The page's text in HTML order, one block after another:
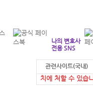
나의 변호사
전용 SNS
본 홈페이지에 게
치에 처할 수 있습
관련사이트(국내)